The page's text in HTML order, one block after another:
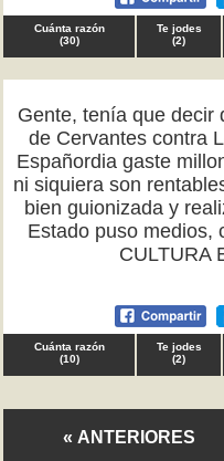
Cuánta razón
(30)
Te jodes
(2)
Gente, tenía que decir
de Cervantes contra
Españordia gaste
ni siquiera son
bien guionizada y
Estado puso medios,
CULTURA
Cuánta razón
(10)
Te jodes
(2)
« ANTERIORES